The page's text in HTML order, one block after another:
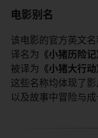
电影别名
该电影的官方英文名
译名为​ 《小猪历险记
被译为​ 《小猪大行动
这些名称均体现了
以及故事中冒险与成